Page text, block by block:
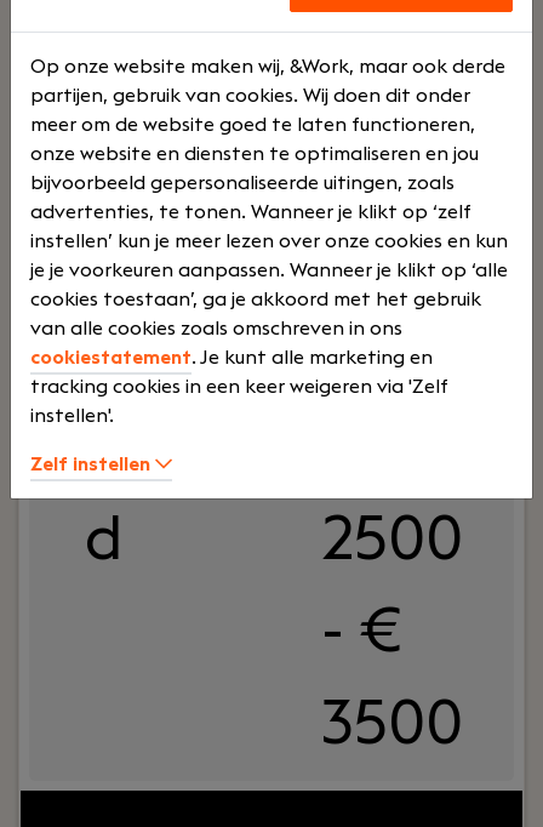
onze MKB klanten adviseert op fiscaal gebied. Je
om zelfstandig contact met onze klanten te
kunnen hebben. En als je veel meer ervaring hebt,
kun je wellicht meteen als senior belastingadviseur
starten.
Lees verder>
Junior salarisadministrateur
Dijkland Administratie
Haaften
Voltij
d
2500
- €
3500
Op onze website maken wij, &Work, maar ook derde
partijen, gebruik van cookies. Wij doen dit onder
meer om de website goed te laten functioneren,
onze website en diensten te optimaliseren en jou
bijvoorbeeld gepersonaliseerde uitingen, zoals
advertenties, te tonen. Wanneer je klikt op ‘zelf
instellen’ kun je meer lezen over onze cookies en kun
je je voorkeuren aanpassen. Wanneer je klikt op ‘alle
cookies toestaan’, ga je akkoord met het gebruik
van alle cookies zoals omschreven in ons
cookiestatement. Je kunt alle marketing en
tracking cookies in een keer weigeren via 'Zelf
instellen'.
Zelf instellen